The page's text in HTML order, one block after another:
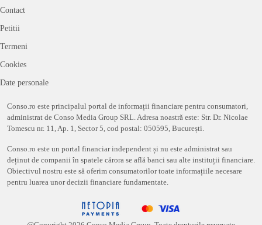
Contact
Petitii
Termeni
Cookies
Date personale
Conso.ro este principalul portal de informații financiare pentru consumatori,
administrat de Conso Media Group SRL. Adresa noastră este: Str. Dr. Nicolae
Tomescu nr. 11, Ap. 1, Sector 5, cod postal: 050595, București.
Conso.ro este un portal financiar independent și nu este administrat sau
deținut de companii în spatele cărora se află banci sau alte instituții financiare.
Obiectivul nostru este să oferim consumatorilor toate informațiile necesare
pentru luarea unor decizii financiare fundamentate.